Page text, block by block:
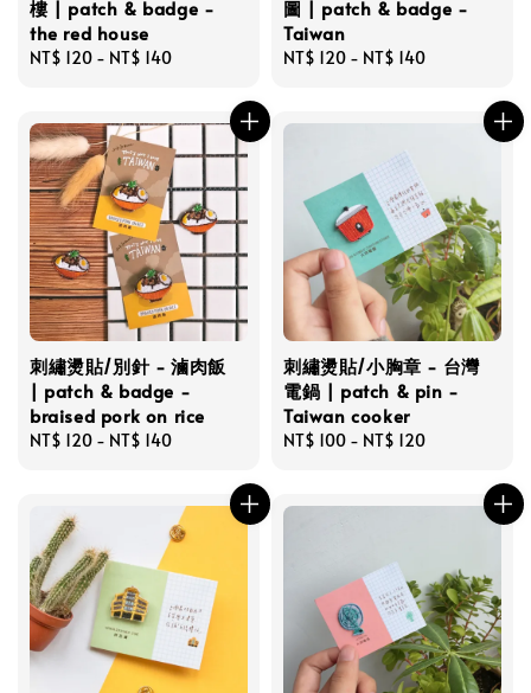
樓 | patch & badge -
the red house
Regular
NT$ 120 - NT$ 140
圖 | patch & badge -
Taiwan
Regular
NT$ 120 - NT$ 140
刺繡燙貼/別針 - 滷肉飯
| patch & badge -
braised pork on rice
Regular
NT$ 120 - NT$ 140
刺繡燙貼/小胸章 - 台灣
電鍋 | patch & pin -
Taiwan cooker
Regular
NT$ 100 - NT$ 120